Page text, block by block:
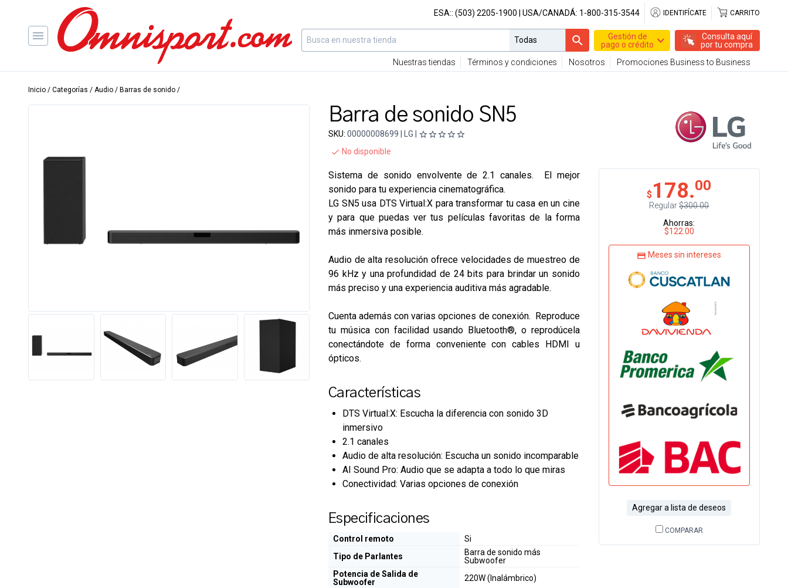
ESA:: (503) 2205-1900 | USA/CANADÁ: 1-800-315-3544 IDENTIFÍCATE CARRITO
Gestión de
pago o crédito
Consulta aquí
por tu compra
Nuestras tiendas
Términos y condiciones Nosotros Promociones Business to Business
Inicio / Categorías / Audio / Barras de sonido /
Barra de sonido SN5
SKU: 00000008699 | LG |
No disponible
$178.00
Regular$300.00
Ahorras:
$122.00
Meses sin intereses
Agregar a lista de deseos
COMPARAR
Sistema de sonido envolvente de 2.1 canales. El mejor
sonido para tu experiencia cinematográfica.
LG SN5 usa DTS Virtual:X para transformar tu casa en un cine
y para que puedas ver tus películas favoritas de la forma
más inmersiva posible.
Audio de alta resolución ofrece velocidades de muestreo de
96 kHz y una profundidad de 24 bits para brindar un sonido
más preciso y una experiencia auditiva más agradable.
Cuenta además con varias opciones de conexión. Reproduce
tu música con facilidad usando Bluetooth®, o reprodúcela
conectándote de forma conveniente con cables HDMI u
ópticos.
Características
DTS Virtual:X: Escucha la diferencia con sonido 3D
inmersivo
2.1 canales
Audio de alta resolución: Escucha un sonido incomparable
AI Sound Pro: Audio que se adapta a todo lo que miras
Conectividad: Varias opciones de conexión
Especificaciones
Control remoto
Si
Tipo de Parlantes
Barra de sonido más
Subwoofer
Potencia de Salida de
Subwoofer
220W (Inalámbrico)